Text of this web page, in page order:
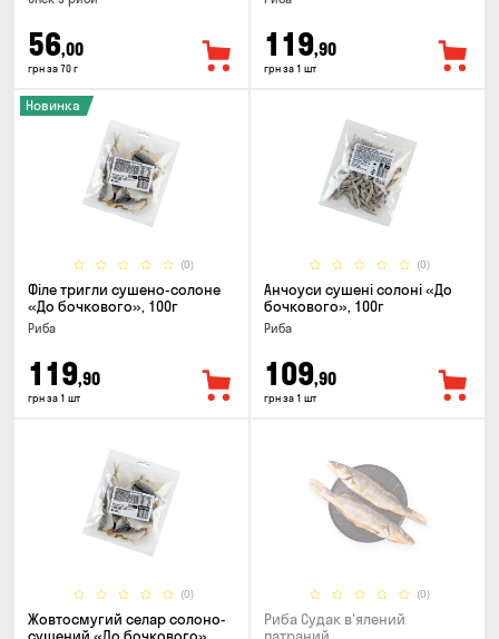
56,00
грн за 70 г
119,90
грн за 1 шт
(0)
Новинка
Філе тригли сушено-солоне
«До бочкового», 100г
Риба
119,90
грн за 1 шт
(0)
Анчоуси сушені солоні «До
бочкового», 100г
Риба
109,90
грн за 1 шт
(0)
Жовтосмугий селар солоно-
(0)
Риба Судак в'ялений